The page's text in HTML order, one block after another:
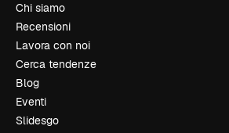
Chi siamo
Recensioni
Lavora con noi
Cerca tendenze
Blog
Eventi
Slidesgo